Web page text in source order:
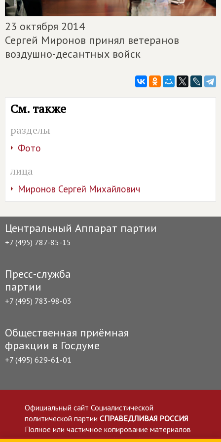
23 октября 2014
Сергей Миронов принял ветеранов
воздушно-десантных войск
См. также
разделы
Фото
лица
Миронов Сергей Михайлович
Центральный Аппарат партии
+7 (495) 787-85-15
Пресс-служба
партии
+7 (495) 783-98-03
Общественная приёмная
фракции в Госдуме
+7 (495) 629-61-01
Официальный сайт Социалистической
политической партии СПРАВЕДЛИВАЯ РОССИЯ
Полное или частичное копирование материалов
приветствуется со ссылкой на сайт spravedlivo.ru